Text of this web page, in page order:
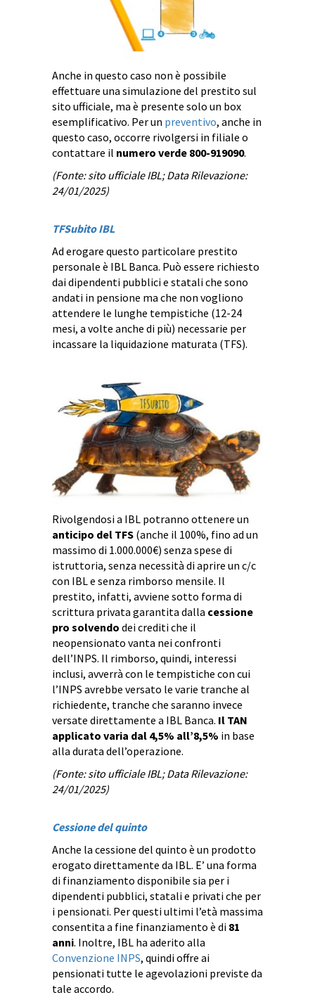
Anche in questo caso non è possibile
effettuare una simulazione del prestito sul
sito ufficiale, ma è presente solo un box
esemplificativo. Per un preventivo, anche in
questo caso, occorre rivolgersi in filiale o
contattare il numero verde 800-919090.
(Fonte: sito ufficiale IBL; Data Rilevazione:
24/01/2025)
TFSubito IBL
Ad erogare questo particolare prestito
personale è IBL Banca. Può essere richiesto
dai dipendenti pubblici e statali che sono
andati in pensione ma che non vogliono
attendere le lunghe tempistiche (12-24
mesi, a volte anche di più) necessarie per
incassare la liquidazione maturata (TFS).
Rivolgendosi a IBL potranno ottenere un
anticipo del TFS (anche il 100%, fino ad un
massimo di 1.000.000€) senza spese di
istruttoria, senza necessità di aprire un c/c
con IBL e senza rimborso mensile. Il
prestito, infatti, avviene sotto forma di
scrittura privata garantita dalla cessione
pro solvendo dei crediti che il
neopensionato vanta nei confronti
dell’INPS. Il rimborso, quindi, interessi
inclusi, avverrà con le tempistiche con cui
l’INPS avrebbe versato le varie tranche al
richiedente, tranche che saranno invece
versate direttamente a IBL Banca. Il TAN
applicato varia dal 4,5% all’8,5% in base
alla durata dell’operazione.
(Fonte: sito ufficiale IBL; Data Rilevazione:
24/01/2025)
Cessione del quinto
Anche la cessione del quinto è un prodotto
erogato direttamente da IBL. E’ una forma
di finanziamento disponibile sia per i
dipendenti pubblici, statali e privati che per
i pensionati. Per questi ultimi l’età massima
consentita a fine finanziamento è di 81
anni. Inoltre, IBL ha aderito alla
Convenzione INPS, quindi offre ai
pensionati tutte le agevolazioni previste da
tale accordo.